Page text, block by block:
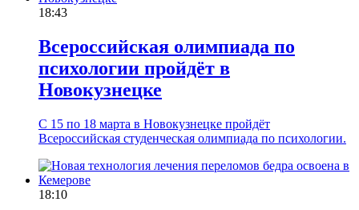
18:43
Всероссийская олимпиада по
психологии пройдёт в
Новокузнецке
C 15 по 18 марта в Новокузнецке пройдёт
Всероссийская студенческая олимпиада по психологии.
18:10